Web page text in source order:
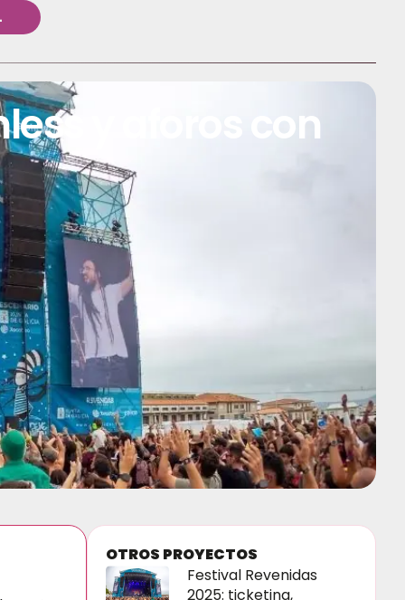
y aforos con
OTROS PROYECTOS
Festival Revenidas
2025: ticketing,